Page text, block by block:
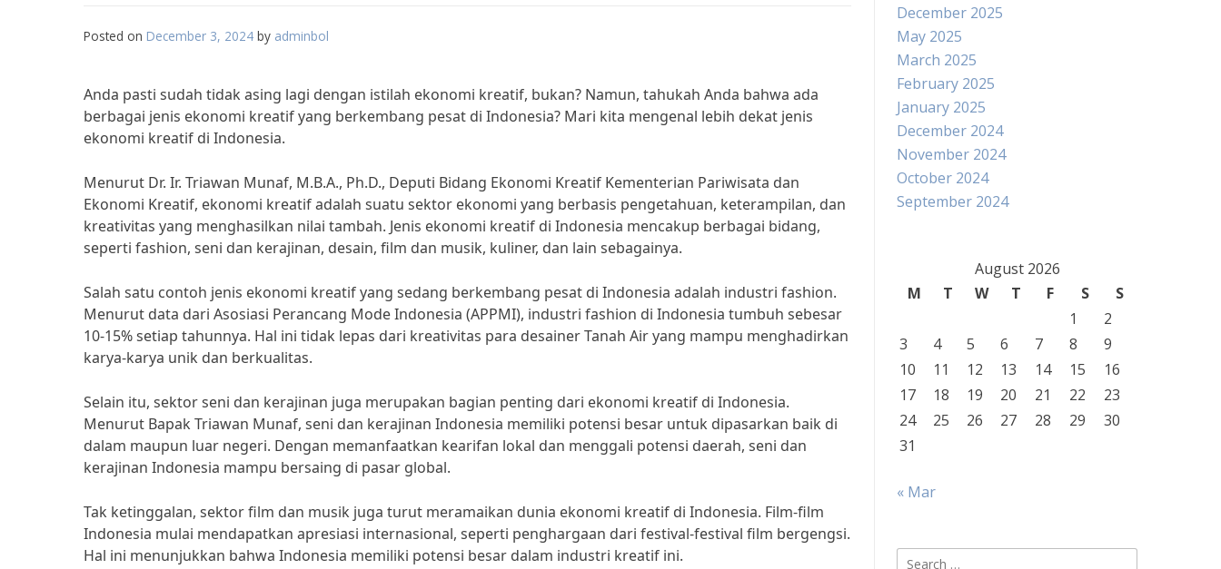
Posted on December 3, 2024 by adminbol
Anda pasti sudah tidak asing lagi dengan istilah ekonomi kreatif, bukan? Namun, tahukah Anda bahwa ada
berbagai jenis ekonomi kreatif yang berkembang pesat di Indonesia? Mari kita mengenal lebih dekat jenis
ekonomi kreatif di Indonesia.
Menurut Dr. Ir. Triawan Munaf, M.B.A., Ph.D., Deputi Bidang Ekonomi Kreatif Kementerian Pariwisata dan
Ekonomi Kreatif, ekonomi kreatif adalah suatu sektor ekonomi yang berbasis pengetahuan, keterampilan, dan
kreativitas yang menghasilkan nilai tambah. Jenis ekonomi kreatif di Indonesia mencakup berbagai bidang,
seperti fashion, seni dan kerajinan, desain, film dan musik, kuliner, dan lain sebagainya.
Salah satu contoh jenis ekonomi kreatif yang sedang berkembang pesat di Indonesia adalah industri fashion.
Menurut data dari Asosiasi Perancang Mode Indonesia (APPMI), industri fashion di Indonesia tumbuh sebesar
10-15% setiap tahunnya. Hal ini tidak lepas dari kreativitas para desainer Tanah Air yang mampu menghadirkan
karya-karya unik dan berkualitas.
Selain itu, sektor seni dan kerajinan juga merupakan bagian penting dari ekonomi kreatif di Indonesia.
Menurut Bapak Triawan Munaf, seni dan kerajinan Indonesia memiliki potensi besar untuk dipasarkan baik di
dalam maupun luar negeri. Dengan memanfaatkan kearifan lokal dan menggali potensi daerah, seni dan
kerajinan Indonesia mampu bersaing di pasar global.
Tak ketinggalan, sektor film dan musik juga turut meramaikan dunia ekonomi kreatif di Indonesia. Film-film
Indonesia mulai mendapatkan apresiasi internasional, seperti penghargaan dari festival-festival film bergengsi.
Hal ini menunjukkan bahwa Indonesia memiliki potensi besar dalam industri kreatif ini.
December 2025
May 2025
March 2025
February 2025
January 2025
December 2024
November 2024
October 2024
September 2024
August 2026
M
T W T F S
S
1
2
3
4 5 6 7 8
9
10
11 12 13 14 15
16
17
18 19 20 21 22
23
24
25 26 27 28 29
30
31
« Mar
Search